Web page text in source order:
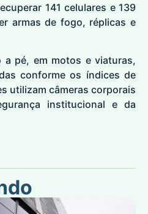
141 celulares e 139
armas de fogo, réplicas e
a pé, em motos e viaturas,
conforme os índices de
utilizam câmeras corporais
institucional e da